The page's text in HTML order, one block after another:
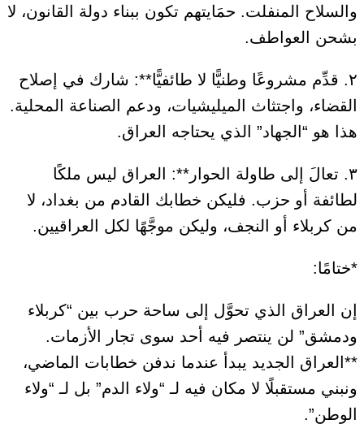
والسلاح المنفلت. حمَايتهم تكون ببناء دولة القانون، لا
بشحن العواطف.
٢. قدِّم مشروعًا وطنيًّا لا طائفيًّا**: شارك في إصلاح
القضاء، واجتثاث الميليشيات، ودعم الصناعة المحلية.
هذا هو “الجهاد” الذي يحتاجه العراق.
٣. تعالَ إلى طاولة الحوار**: العراق ليس ملكًا
لطائفة أو حزب. فليكن خطابك القادم من بغداد، لا
من كربلاء أو النجف، وليكن موجَّهًا لكل العراقيين.
*ختامًا:
إن العراق الذي تحوَّل إلى ساحة حرب بين “كربلاء
ودمشق” لن ينتصر فيه أحد سوى تجار الأزمات.
**العراق الجديد يبدأ عندما ندفن خطابات الماضي،
ونبني مستقبلًا لا مكان فيه لـ “ولاء الدم” بل لـ “ولاء
الوطن”.